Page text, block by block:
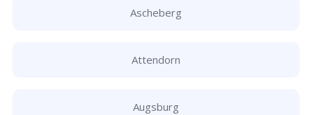
Ascheberg
Attendorn
Augsburg